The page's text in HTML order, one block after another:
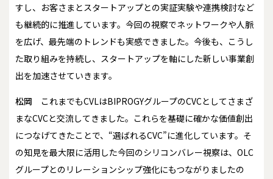
すし、お客さまとスタートアップとの実証実験や連携検討など
も継続的に推進しています。今回の視察でネットワークや人脈
を広げ、最先端のトレンドも実感できました。今後も、こうし
た取り組みを持続し、スタートアップを軸にした新しい事業創
出を加速させていきます。
松岡
これまでもCVLはBIPROGYグループのCVCとしてさまざ
まなCVCと交流してきました。これらを基礎に確かな価値創出
につなげてきたことで、“選ばれるCVC”に進化しています。そ
の知見を最大限に活用した今回のシリコンバレー視察は、OLC
グループとのリレーションシップ強化にもつながりましたの